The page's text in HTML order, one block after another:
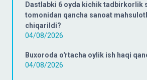
Dastlabki 6 oyda kichik tadbirkorlik
tomonidan qancha sanoat
chiqarildi?
04/08/2026
Buxoroda o'rtacha oylik ish haqi
04/08/2026